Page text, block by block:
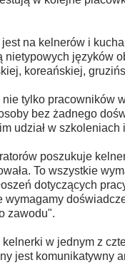
na kelnerów i
języków
koreańskiej,
tylko pracowników
bez żadnego
udział w szkoleniach
poszukuje
To wszystkie
dotyczących
zawodu".
w jednym z
jest komunikatywny